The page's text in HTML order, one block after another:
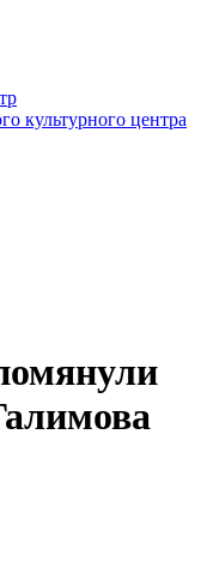
культурного центра